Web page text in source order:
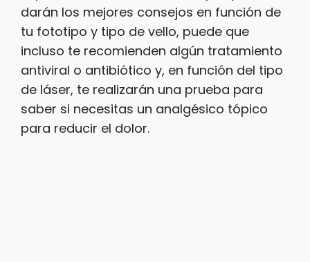
darán los mejores consejos en función de
tu fototipo y tipo de vello, puede que
incluso te recomienden algún tratamiento
antiviral o antibiótico y, en función del tipo
de láser, te realizarán una prueba para
saber si necesitas un analgésico tópico
para reducir el dolor.